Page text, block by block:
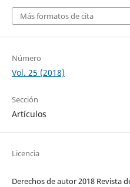
Más formatos de cita
Número
Vol. 25 (2018)
Sección
Artículos
Licencia
Derechos de autor 2018 Revista